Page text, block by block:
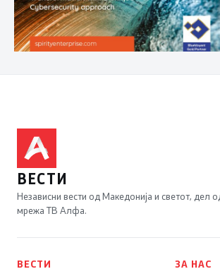
ВЕСТИ
Независни вести од Македонија и светот, дел
мрежа ТВ Алфа.
ВЕСТИ ЗА НАС